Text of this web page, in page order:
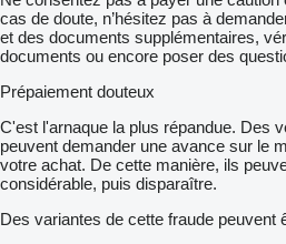
cas de doute, n’hésitez pas à
et des documents supplémentaires,
documents ou encore poser des
Prépaiement douteux
C'est l'arnaque la plus répandue. Des
peuvent demander une avance sur le
votre achat. De cette manière, ils
considérable, puis disparaître.
Des variantes de cette fraude peuvent